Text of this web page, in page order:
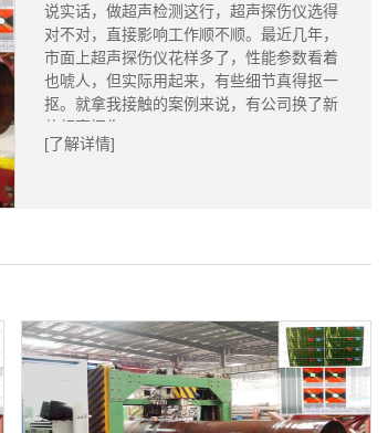
说实话，做超声检测这行，超声探伤仪选得
对不对，直接影响工作顺不顺。最近几年，
市面上超声探伤仪花样多了，性能参数看着
也唬人，但实际用起来，有些细节真得抠一
抠。就拿我接触的案例来说，有公司换了新
款超声探伤...
[了解详情]